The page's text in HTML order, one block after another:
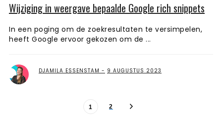
Wijziging in weergave bepaalde Google rich snippets
In een poging om de zoekresultaten te versimpelen,
heeft Google ervoor gekozen om de ...
DJAMILA ESSENSTAM 9 AUGUSTUS 2023
1 2